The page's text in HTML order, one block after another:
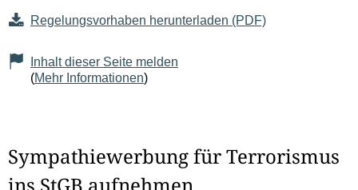
Regelungsvorhaben herunterladen (PDF)
Inhalt dieser Seite melden
(Mehr Informationen)
Sympathiewerbung für Terrorismus